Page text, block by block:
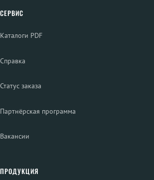
СЕРВИС
Каталоги PDF
Справка
Статус заказа
Партнёрская программа
Вакансии
ПРОДУКЦИЯ